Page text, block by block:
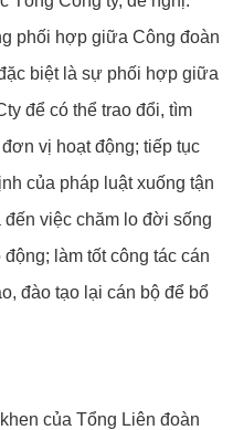
phối hợp giữa Công đoàn
biệt là sự phối hợp giữa
để có thể trao đổi, tìm
vị hoạt động; tiếp tục
của pháp luật xuống tận
việc chăm lo đời sống
làm tốt công tác cán
đào tạo lại cán bộ để bổ
của Tổng Liên đoàn